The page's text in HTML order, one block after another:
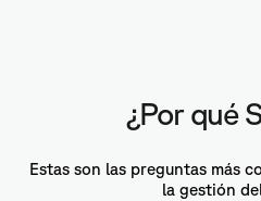
¿Por qué
Estas son las preguntas más
la gestión